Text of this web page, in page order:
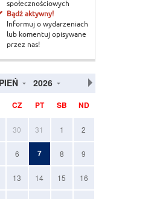
społecznościowych
Bądź aktywny!
Informuj o wydarzeniach
lub komentuj opisywane
przez nas!
2026
CZ PT SB ND
30 31 1 2
6 7 8 9
13 14 15 16